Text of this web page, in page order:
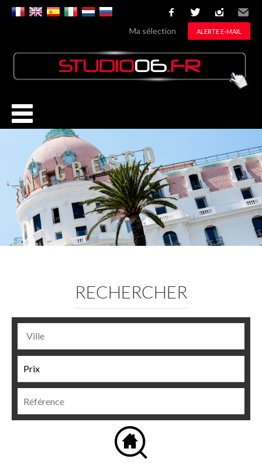
facebooktwitterinstagram
Email
Ma sélection ALERTE E-MAIL
RECHERCHER